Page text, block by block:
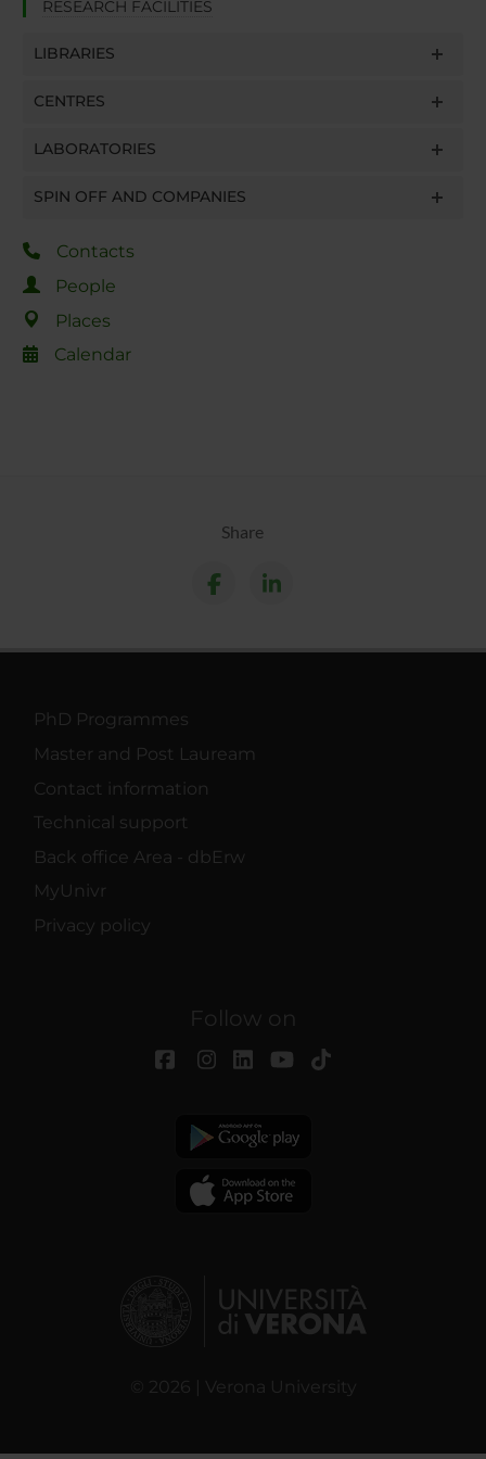
RESEARCH FACILITIES
LIBRARIES
CENTRES
LABORATORIES
SPIN OFF AND COMPANIES
Contacts
People
Places
Calendar
Share
PhD Programmes
Master and Post Lauream
Contact information
Technical support
Back office Area - dbErw
MyUnivr
Privacy policy
Follow on
© 2026 | Verona University